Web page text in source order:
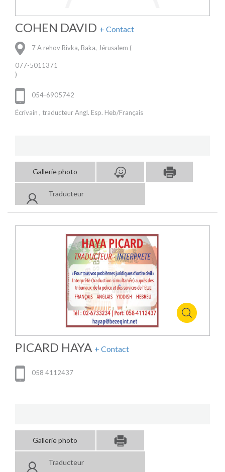
COHEN DAVID + Contact
7 A rehov Rivka, Baka, Jérusalem (
077-5011371
)
054-6905742
Écrivain , traducteur Angl. Esp. Heb/Français
Gallerie photo
Traducteur
PICARD HAYA + Contact
058 4112437
Gallerie photo
Traducteur